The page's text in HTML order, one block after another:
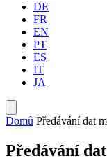
DE
FR
EN
PT
ES
IT
JA
Domů Předávání dat
Předávání